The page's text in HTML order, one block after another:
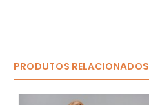
PRODUTOS RELACIONADOS